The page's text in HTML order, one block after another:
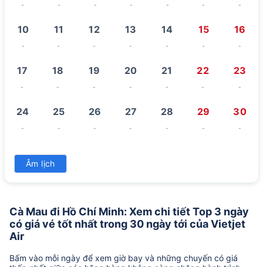
- - - - - - -
10
-
11
-
12
-
13
-
14
-
15
-
16
-
17
-
18
-
19
-
20
-
21
-
22
-
23
-
24
-
25
-
26
-
27
-
28
-
29
-
30
-
31
Âm lịch
Cà Mau đi Hồ Chí Minh: Xem chi tiết Top 3 ngày
có giá vé tốt nhất trong 30 ngày tới của Vietjet
Air
Bấm vào mỗi ngày để xem giờ bay và những chuyến có giá